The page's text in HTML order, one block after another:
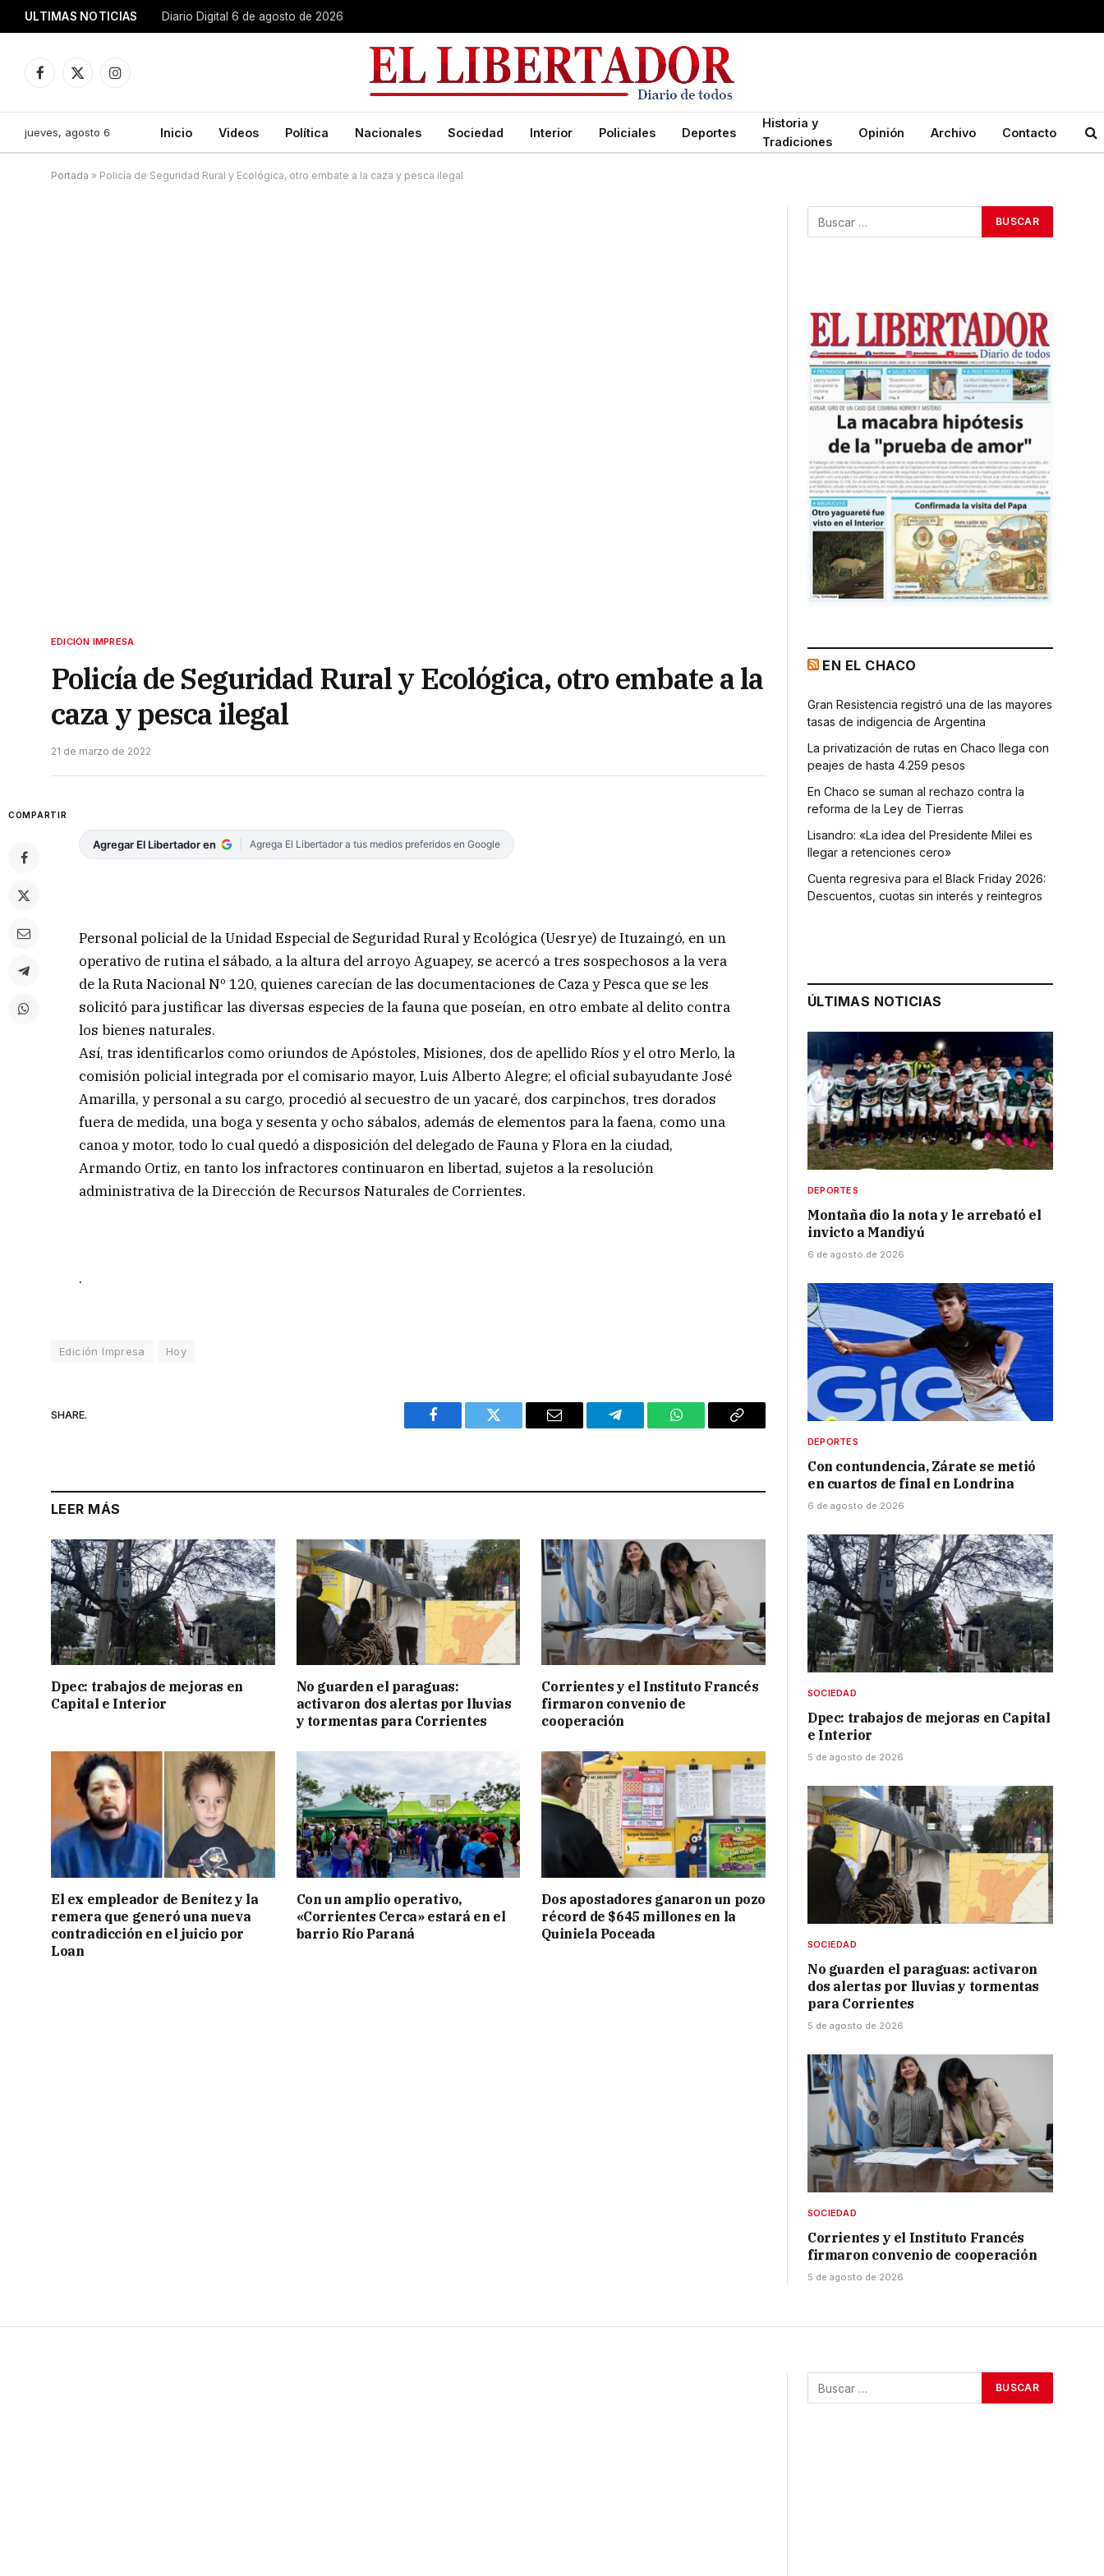
ULTIMAS NOTICIAS Diario Digital 6 de agosto de 2026
Facebook
X
Instagram
jueves, agosto 6 Inicio Videos Política Nacionales Sociedad Interior Policiales Deportes
Historia y
Tradiciones
Opinión Archivo Contacto
Portada » Policía de Seguridad Rural y Ecológica, otro embate a la caza y pesca ilegal
EDICIÓN IMPRESA
Policía de Seguridad Rural y Ecológica, otro embate a la
caza y pesca ilegal
21 de marzo de 2022
COMPARTIR
Agregar El Libertador en Agrega El Libertador a tus medios preferidos en Google
Personal policial de la Unidad Especial de Seguridad Rural y Ecológica (Uesrye) de Ituzaingó, en un
operativo de rutina el sábado, a la altura del arroyo Aguapey, se acercó a tres sospechosos a la vera
de la Ruta Nacional Nº 120, quienes carecían de las documentaciones de Caza y Pesca que se les
solicitó para justificar las diversas especies de la fauna que poseían, en otro embate al delito contra
los bienes naturales.
Así, tras identificarlos como oriundos de Apóstoles, Misiones, dos de apellido Ríos y el otro Merlo, la
comisión policial integrada por el comisario mayor, Luis Alberto Alegre; el oficial subayudante José
Amarilla, y personal a su cargo, procedió al secuestro de un yacaré, dos carpinchos, tres dorados
fuera de medida, una boga y sesenta y ocho sábalos, además de elementos para la faena, como una
canoa y motor, todo lo cual quedó a disposición del delegado de Fauna y Flora en la ciudad,
Armando Ortiz, en tanto los infractores continuaron en libertad, sujetos a la resolución
administrativa de la Dirección de Recursos Naturales de Corrientes.
.
Edición Impresa Hoy
SHARE.
Facebook Twitter Email Telegram WhatsAppCopy
LEER MÁS
Dpec: trabajos de mejoras en
Capital e Interior
No guarden el paraguas:
activaron dos alertas por lluvias
y tormentas para Corrientes
Corrientes y el Instituto Francés
firmaron convenio de
cooperación
El ex empleador de Benítez y la
remera que generó una nueva
contradicción en el juicio por
Loan
Con un amplio operativo,
«Corrientes Cerca» estará en el
barrio Río Paraná
Dos apostadores ganaron un pozo
récord de $645 millones en la
Quiniela Poceada
EN EL CHACO
Gran Resistencia registró una de las mayores
tasas de indigencia de Argentina
La privatización de rutas en Chaco llega con
peajes de hasta 4.259 pesos
En Chaco se suman al rechazo contra la
reforma de la Ley de Tierras
Lisandro: «La idea del Presidente Milei es
llegar a retenciones cero»
Cuenta regresiva para el Black Friday 2026:
Descuentos, cuotas sin interés y reintegros
ÚLTIMAS NOTICIAS
DEPORTES
Montaña dio la nota y le arrebató el
invicto a Mandiyú
6 de agosto de 2026
DEPORTES
Con contundencia, Zárate se metió
en cuartos de final en Londrina
6 de agosto de 2026
SOCIEDAD
Dpec: trabajos de mejoras en Capital
e Interior
5 de agosto de 2026
SOCIEDAD
No guarden el paraguas: activaron
dos alertas por lluvias y tormentas
para Corrientes
5 de agosto de 2026
SOCIEDAD
Corrientes y el Instituto Francés
firmaron convenio de cooperación
5 de agosto de 2026